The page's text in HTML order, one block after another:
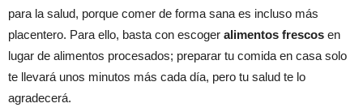
para la salud, porque comer de forma sana es incluso más
placentero. Para ello, basta con escoger alimentos frescos en
lugar de alimentos procesados; preparar tu comida en casa solo
te llevará unos minutos más cada día, pero tu salud te lo
agradecerá.